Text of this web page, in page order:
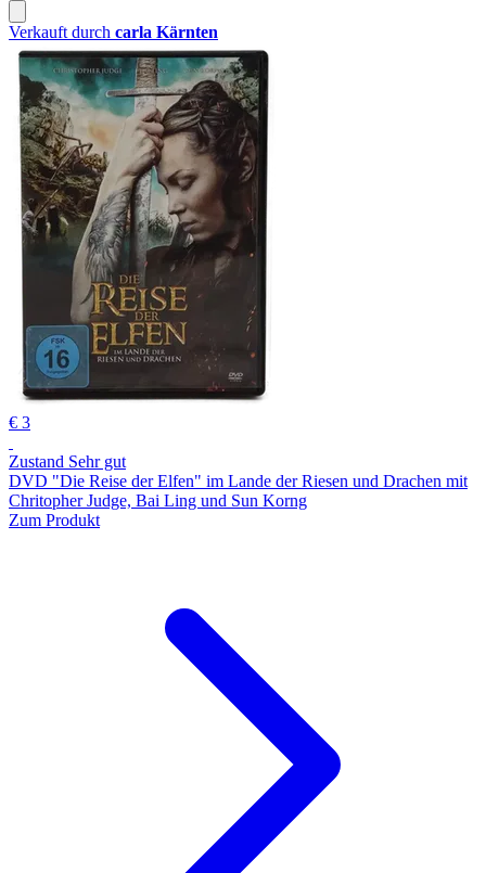
Verkauft durch carla Kärnten
€ 3
Zustand Sehr gut
DVD "Die Reise der Elfen" im Lande der Riesen und Drachen mit
Chritopher Judge, Bai Ling und Sun Korng
Zum Produkt